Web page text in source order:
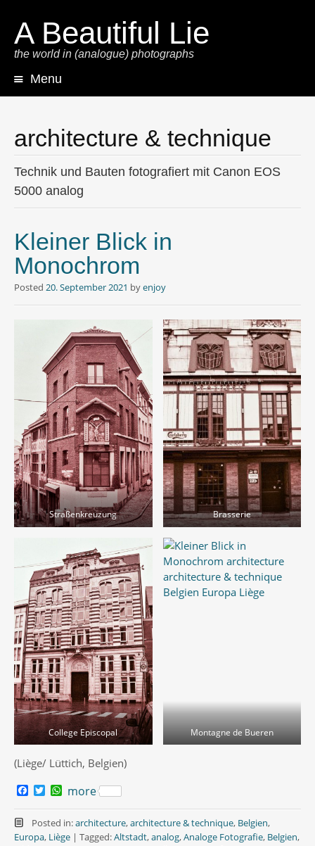
A Beautiful Lie
the world in (analogue) photographs
Menu
architecture & technique
Technik und Bauten fotografiert mit Canon EOS
5000 analog
Kleiner Blick in
Monochrom
Posted 20. September 2021 byenjoy
Straßenkreuzung Brasserie
College Episcopal Montagne de Bueren
(Liège/ Lüttich, Belgien)
c
e
b
T
i
t
t
W
a
t
s
more
Posted in:architecture,architecture & technique, Belgien,
Europa, Liège | Tagged:Altstadt,analog,Analoge Fotografie, Belgien,